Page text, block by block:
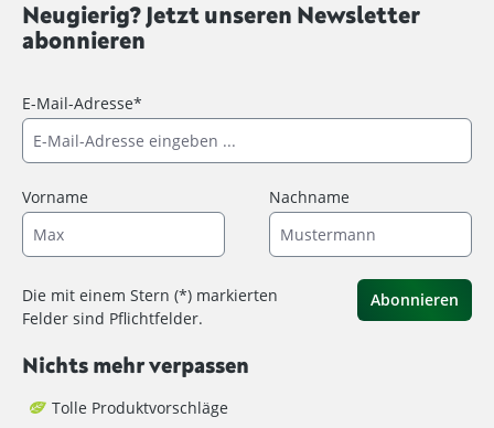
Neugierig? Jetzt unseren Newsletter
abonnieren
E-Mail-Adresse*
Vorname Nachname
Die mit einem Stern (*) markierten
Felder sind Pflichtfelder.
Abonnieren
Nichts mehr verpassen
Tolle Produktvorschläge